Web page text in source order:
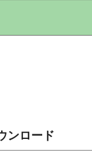
ンロード